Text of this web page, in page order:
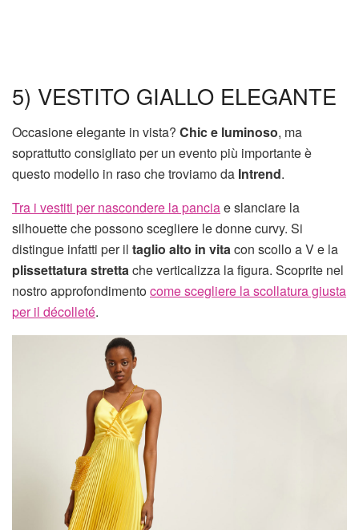
5) VESTITO GIALLO ELEGANTE
Occasione elegante in vista? Chic e luminoso, ma
soprattutto consigliato per un evento più importante è
questo modello in raso che troviamo da Intrend.
Tra i vestiti per nascondere la panciae slanciare la
silhouette che possono scegliere le donne curvy. Si
distingue infatti per il taglio alto in vitacon scollo a V e la
plissettatura strettache verticalizza la figura. Scoprite nel
nostro approfondimentocome scegliere la scollatura giusta
per il décolleté.